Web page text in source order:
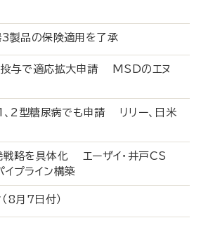
3製品の保険適用を了承
与で適応拡大申請 MSDのエヌ
2型糖尿病でも申請 リリー、日米
戦略を具体化 エーザイ・井戸CS
イプライン構築
（8月7日付）